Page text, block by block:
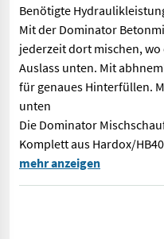
Benötigte
Mit der Dominator
jederzeit dort mischen,
Auslass unten. Mit
für genaues Hinterfüllen.
unten
Die Dominator
Komplett aus Hardox/
Betonmischschaufel mit
mehr anzeigen